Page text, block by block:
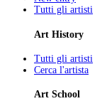
Tutti gli artisti
Art History
Tutti gli artisti
Cerca l'artista
Art School